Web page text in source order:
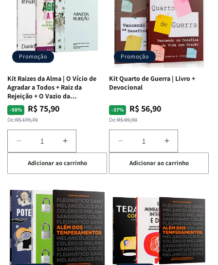
Promoção
Kit Raizes da Alma | O Vício de
Agradar a Todos + Raiz da
Rejeição + O Vazio da
Insatisfação.
-58%
Preço
normal
De:R$ 179,70
Preço
promocional
R$ 75,90
Diminuir
a
quantidade
de
Raizes
da
Alma
|
O
Vício
Aumentar
a
quantidade
de
Raizes
da
Alma
|
O
Vício
de
Adicionar ao carrinho
Promoção
Kit Quarto de Guerra | Livro +
Devocional
-37%
Preço
normal
De:R$ 89,90
Preço
promocional
R$ 56,90
Diminuir
a
quantidade
de
Quarto
de
Guerra
Livro
+
Devocional
Aumentar
a
quantidade
de
Quarto
de
Guerra
|
Livro
+
Devocional
Adicionar ao carrinho